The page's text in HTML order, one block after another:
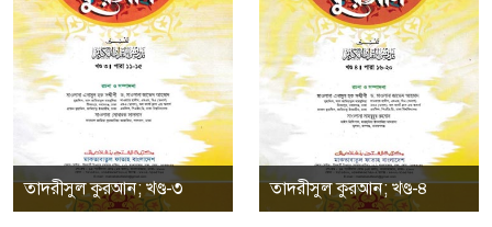
তাদরীসুল কুরআন; খণ্ড-৩ তাদরীসুল কুরআন; খণ্ড-৪